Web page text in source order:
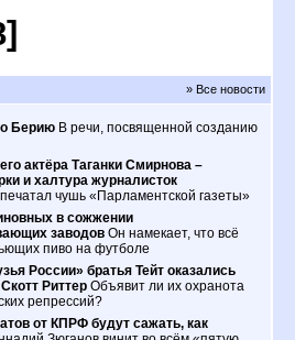
» Все новости
Берию В речи, посвященной созданию
актёра Таганки Смирнова –
и халтура журналисток
чушь «Парламентской газеты»
в сожжении
заводов Он намекает, что всё
пиво на футболе
России» братья Тейт оказались
Риттер Объявит ли их охранота
репрессий?
от КПРФ будут сажать, как